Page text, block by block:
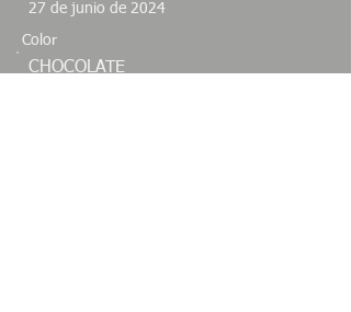
27 de junio de 2024
Color
CHOCOLATE